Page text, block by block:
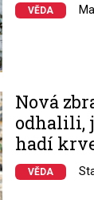
VĚDA
Nová
odhalili,
hadí
VĚDA